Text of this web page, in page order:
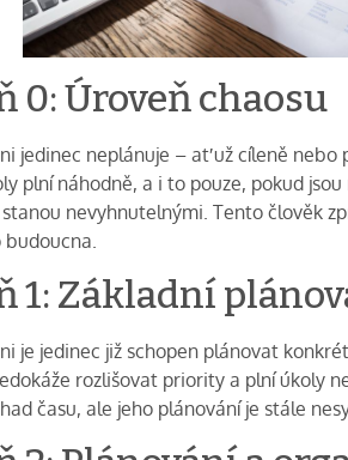
0: Úroveň chaosu
jedinec neplánuje – ať už cíleně nebo
plní náhodně, a i to pouze, pokud
nevyhnutelnými. Tento člověk
1: Základní
je jedinec již schopen plánovat
rozlišovat priority a plní úkoly
času, ale jeho plánování je stále